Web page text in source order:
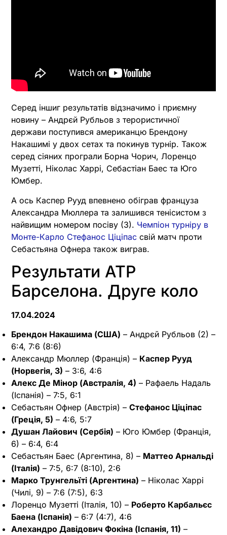
Серед іншиг результатів відзначимо і приємну
новину – Андрєй Рубльов з терористичної
держави поступився американцю Брендону
Накашимі у двох сетах та покинув турнір. Також
серед сіяних програли Борна Чорич, Лоренцо
Музетті, Ніколас Харрі, Себастіан Баес та Юго
Юмбер.
А ось Каспер Рууд впевнено обіграв француза
Александра Мюллера та залишився тенісистом з
найвищим номером посіву (3). Чемпіон турніру в
Монте-Карло Стефанос Ціціпас свій матч проти
Себастьяна Офнера також виграв.
Результати ATP
Барселона. Друге коло
17.04.2024
Брендон Накашима (США) – Андрєй Рубльов (2) –
6:4, 7:6 (8:6)
Александр Мюллер (Франція) – Каспер Рууд
(Норвегія, 3) – 3:6, 4:6
Алекс Де Мінор (Австралія, 4) – Рафаель Надаль
(Іспанія) – 7:5, 6:1
Себастьян Офнер (Австрія) – Стефанос Ціціпас
(Греція, 5) – 4:6, 5:7
Душан Лайович (Сербія) – Юго Юмбер (Франція,
6) – 6:4, 6:4
Себастьян Баес (Аргентина, 8) – Маттео Арнальді
(Італія) – 7:5, 6:7 (8:10), 2:6
Марко Трунгельїті (Аргентина) – Ніколас Харрі
(Чилі, 9) – 7:6 (7:5), 6:3
Лоренцо Музетті (Італія, 10) – Роберто Карбальєс
Баена (Іспанія) – 6:7 (4:7), 4:6
Алехандро Давідович Фокіна (Іспанія, 11) –